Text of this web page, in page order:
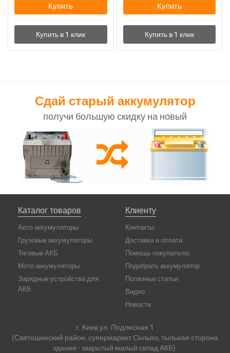
Купить Купить
Сдай старый аккумулятор
получи большую скидку на новый
Каталог товаров
Авто аккумуляторы
Грузовые аккумуляторы
Тяговые АКБ
Мото аккумуляторы
Зарядные устройства для
АКБ
Клиенту
Контакты
Доставка и оплата
Помощь покупателю
Подобрать аккумулятор
Полезные статьи
Видео
Новости
г. Киев ул. Подлесная 1
(Святошинский район, супермаркет Сильпо, тыльная сторона
здания - закрытый малый склад АКБ).